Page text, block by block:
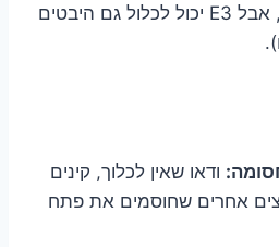
אחרים קשורים לאוורור, אבל E3 יכול לכלול גם היבטים
ודאו שאין לכלוך, קינים
אחרים שחוסמים את פתח